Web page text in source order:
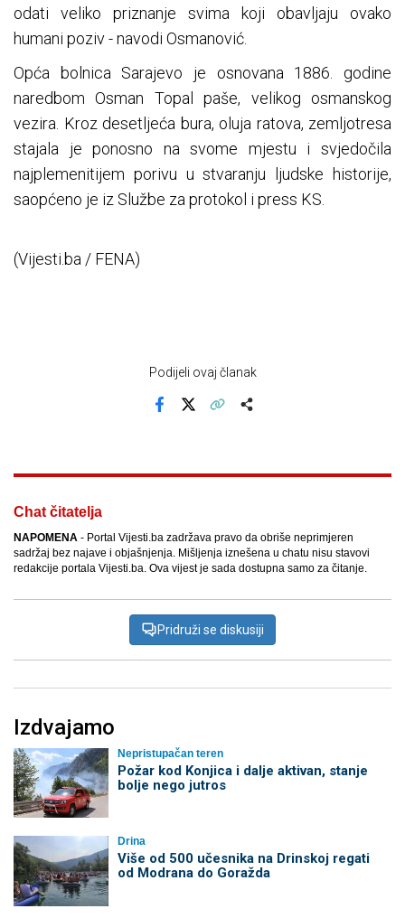
odati veliko priznanje svima koji obavljaju ovako
humani poziv - navodi Osmanović.
Opća bolnica Sarajevo je osnovana 1886. godine
naredbom Osman Topal paše, velikog osmanskog
vezira. Kroz desetljeća bura, oluja ratova, zemljotresa
stajala je ponosno na svome mjestu i svjedočila
najplemenitijem porivu u stvaranju ljudske historije,
saopćeno je iz Službe za protokol i press KS.
(Vijesti.ba / FENA)
Podijeli ovaj članak
Chat čitatelja
NAPOMENA - Portal Vijesti.ba zadržava pravo da obriše neprimjeren
sadržaj bez najave i objašnjenja. Mišljenja iznešena u chatu nisu stavovi
redakcije portala Vijesti.ba. Ova vijest je sada dostupna samo za čitanje.
Pridruži se diskusiji
Izdvajamo
Nepristupačan teren
Požar kod Konjica i dalje aktivan, stanje
bolje nego jutros
Drina
Više od 500 učesnika na Drinskoj regati
od Modrana do Goražda